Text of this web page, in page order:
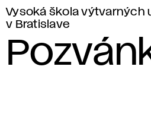
Vysoká škola výtvarných
v Bratislave